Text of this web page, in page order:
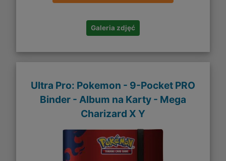
Galeria zdjęć
Ultra Pro: Pokemon - 9-Pocket PRO
Binder - Album na Karty - Mega
Charizard X Y